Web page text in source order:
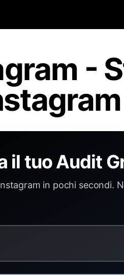
-
il tuo Audit
in pochi secondi.